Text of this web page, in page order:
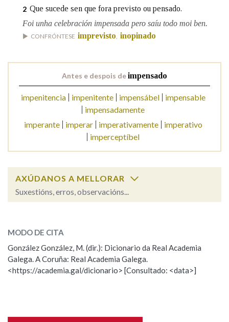
BUSCAR NO CONTIDO
Nas definicións
Nos exemplos
OUTRAS OPCIÓNS DE BUSCA
Marcas gramaticais
LIMPAR
2 Que sucede sen que fora previsto ou pensado.
Foi unha celebración impensada pero saíu todo moi ben.
CONFRÓNTESE imprevisto, inopinado
Antes e despois deimpensado
impenitencia impenitente impensábel
impensable
impensadamente
imperante
imperar imperativamente
imperativo
imperceptíbel
AXÚDANOS A MELLORAR
Suxestións, erros, observacións...
ESCOLLE UNHA OPCIÓN:
Observación Hai un erro na palabra
Propoño mellorar a definición
MODO DE CITA
González González, M. (dir.): Dicionario da Real Academia
Galega. A Coruña: Real Academia Galega.
<https://academia.gal/dicionario> [Consultado: <data>]